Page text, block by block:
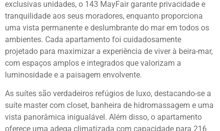
exclusivas unidades, o 143 MayFair garante privacidade e
tranquilidade aos seus moradores, enquanto proporciona
uma vista permanente e deslumbrante do mar em todos os
ambientes. Cada apartamento foi cuidadosamente
projetado para maximizar a experiência de viver à beira-mar,
com espaços amplos e integrados que valorizam a
luminosidade e a paisagem envolvente.
As suítes são verdadeiros refúgios de luxo, destacando-se a
suíte master com closet, banheira de hidromassagem e uma
vista panorâmica inigualável. Além disso, o apartamento
oferece uma adega climatizada com capacidade para 216